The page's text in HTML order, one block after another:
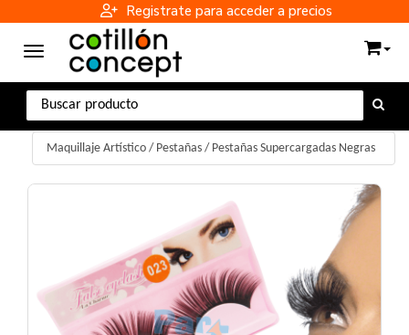
Registrate para acceder a precios
Toggle navigation
Maquillaje Artístico / Pestañas / Pestañas Supercargadas Negras